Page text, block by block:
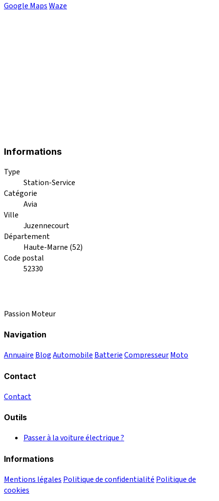
Google MapsWaze
Informations
Type
Station-Service
Catégorie
Avia
Ville
Juzennecourt
Département
Haute-Marne (52)
Code postal
52330
Passion Moteur
Navigation
Annuaire BlogAutomobile BatterieCompresseurMoto
Contact
Contact
Outils
Passer à la voiture électrique ?
Informations
Mentions légales Politique de confidentialité Politique de
cookies